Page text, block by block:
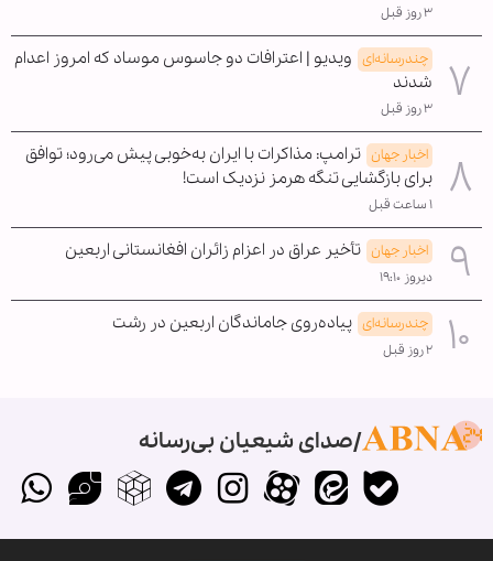
۳ روز قبل
چندرسانه‌ای ویدیو | اعترافات دو جاسوس موساد که امروز اعدام
شدند
۳ روز قبل
اخبار جهان ترامپ: مذاکرات با ایران به‌خوبی پیش می‌رود؛ توافق
برای بازگشایی تنگه هرمز نزدیک است!
۱ ساعت قبل
اخبار جهان تأخیر عراق در اعزام زائران افغانستانی اربعین
دیروز ۱۹:۱۰
چندرسانه‌ای پیاده‌روی جاماندگان اربعین در رشت
۲ روز قبل
صدای شیعیان بی‌رسانه